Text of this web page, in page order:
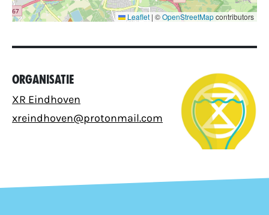
Leaflet | ©OpenStreetMapcontributors
Organisatie
XR Eindhoven
xreindhoven@protonmail.com